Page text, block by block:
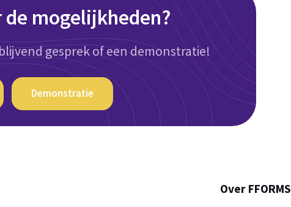
mogelijkheden?
gesprek of een demonstratie!
Demonstratie
Over FFORMS